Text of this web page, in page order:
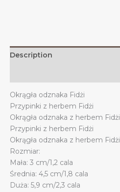
Description
Okrągła odznaka Fidżi
Przypinki z herbem Fidżi
Okrągła odznaka z herbem Fidżi
Przypinki z herbem Fidżi
Okrągła odznaka z herbem Fidżi
Rozmiar:
Mała: 3 cm/1,2 cala
Średnia: 4,5 cm/1,8 cala
Duża: 5,9 cm/2,3 cala